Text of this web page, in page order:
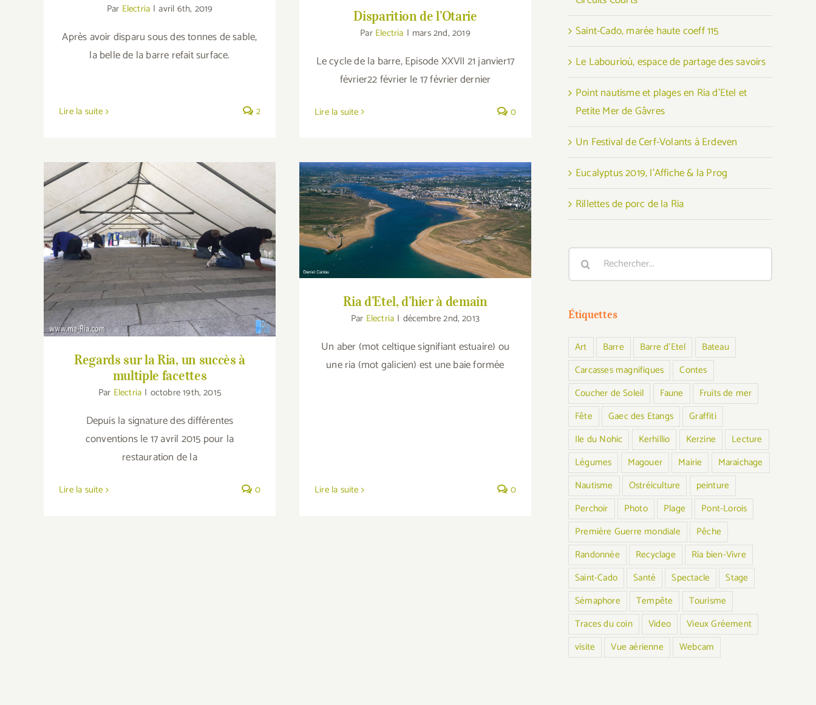
Par Electria | avril 6th, 2019
Après avoir disparu sous des tonnes de sable,
la belle de la barre refait surface.
Lire la suite 2
Disparition de l’Otarie
Par Electria | mars 2nd, 2019
Le cycle de la barre, Episode XXVII 21 janvier17
février22 février le 17 février dernier
Lire la suite 0
Regards sur la Ria, un succès à multiple
facettes
Regards sur la Ria, un succès à
multiple facettes
Par Electria | octobre 19th, 2015
Depuis la signature des différentes
conventions le 17 avril 2015 pour la
restauration de la
Lire la suite 0
Ria d’Etel, d’hier à demain
Ria d’Etel, d’hier à demain
Par Electria | décembre 2nd, 2013
Un aber (mot celtique signifiant estuaire) ou
une ria (mot galicien) est une baie formée
Lire la suite 0
Saint-Cado, marée haute coeff 115
Le Labourioù, espace de partage des savoirs
Point nautisme et plages en Ria d’Etel et
Petite Mer de Gâvres
Un Festival de Cerf-Volants à Erdeven
Eucalyptus 2019, l’Affiche & la Prog
Rillettes de porc de la Ria
Rechercher:
Étiquettes
Art Barre Barre d'Etel
Bateau
Carcasses magnifiques
Contes
Coucher de Soleil
Faune
Fruits de mer
Fête
Gaec des Etangs
Graffiti
Ile du Nohic
Kerhillio Kerzine
Lecture
Légumes
Magouer Mairie
Maraichage
Nautisme
Ostréiculture
peinture
Perchoir
Photo Plage
Pont-Lorois
Première Guerre mondiale
Pêche
Randonnée
Recyclage
Ria bien-Vivre
Saint-Cado
Santé Spectacle
Stage
Sémaphore
Tempête
Tourisme
Traces du coin
Video
Vieux Gréement
visite
Vue aérienne Webcam